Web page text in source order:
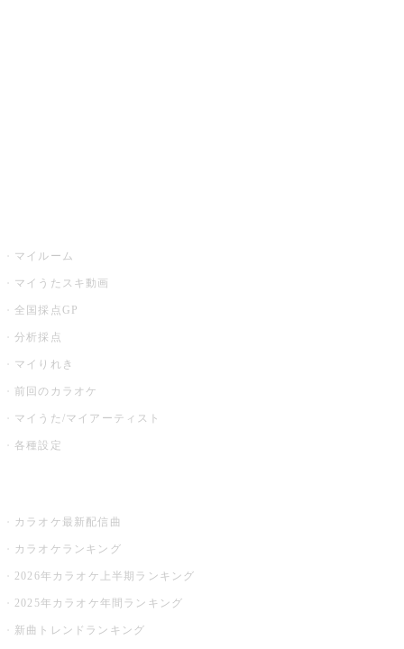
マイルーム
マイうたスキ動画
全国採点GP
分析採点
マイりれき
前回のカラオケ
マイうた/マイアーティスト
各種設定
カラオケ最新配信曲
カラオケランキング
2026年カラオケ上半期ランキング
2025年カラオケ年間ランキング
新曲トレンドランキング